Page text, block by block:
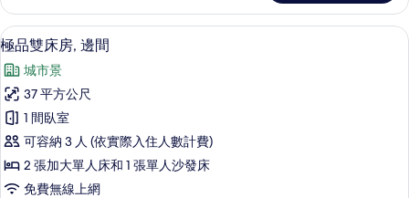
有
相
片
房
(Japanese
Western
的
詳
情
顯
示
極
品
雙
床
房,
6
極品雙床房, 邊間
城市景
37 平方公尺
1 間臥室
可容納 3 人 (依實際入住人數計費)
2 張加大單人床和 1 張單人沙發床
免費無線上網